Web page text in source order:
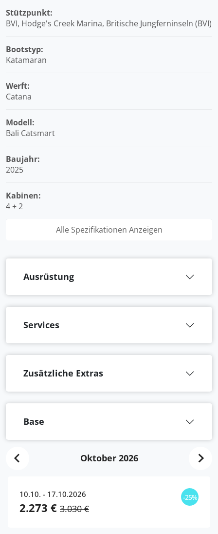
Stützpunkt:
BVI, Hodge's Creek Marina, Britische Jungferninseln (BVI)
Bootstyp:
Katamaran
Werft:
Catana
Modell:
Bali Catsmart
Baujahr:
2025
Kabinen:
4 + 2
Alle Spezifikationen Anzeigen
Ausrüstung
Services
Zusätzliche Extras
Base
Oktober 2026
10.10. - 17.10.2026 -25%
2.273 € 3.030 €